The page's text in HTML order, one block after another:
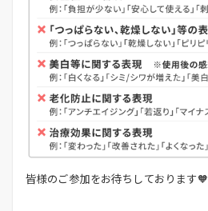
皆様のご参加をお待ちしております🧡